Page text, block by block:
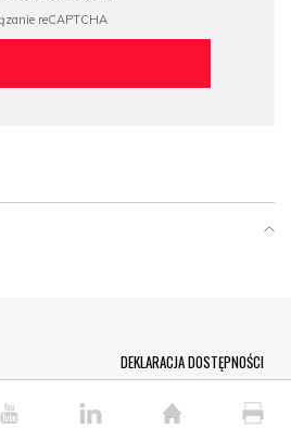
DEKLARACJA DOSTĘPNOŚCI